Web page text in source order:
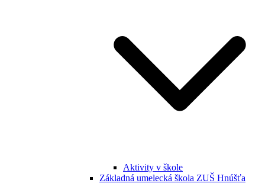
Aktivity v škole
Základná umelecká škola ZUŠ Hnúšťa